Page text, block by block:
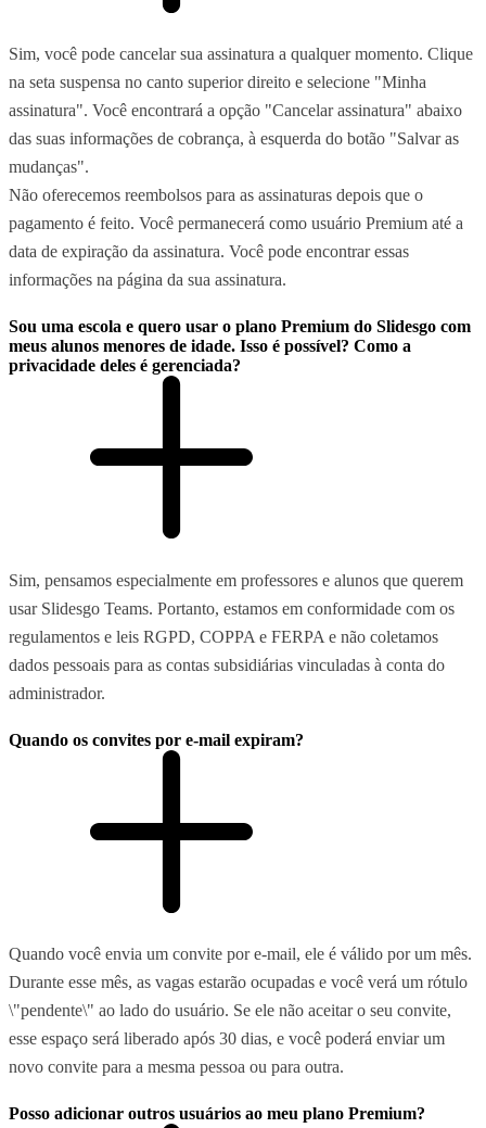
Sim, você pode cancelar sua assinatura a qualquer momento. Clique
na seta suspensa no canto superior direito e selecione "Minha
assinatura". Você encontrará a opção "Cancelar assinatura" abaixo
das suas informações de cobrança, à esquerda do botão "Salvar as
mudanças".
Não oferecemos reembolsos para as assinaturas depois que o
pagamento é feito. Você permanecerá como usuário Premium até a
data de expiração da assinatura. Você pode encontrar essas
informações na página da sua assinatura.
Sou uma escola e quero usar o plano Premium do Slidesgo com
meus alunos menores de idade. Isso é possível? Como a
privacidade deles é gerenciada?
Sim, pensamos especialmente em professores e alunos que querem
usar Slidesgo Teams. Portanto, estamos em conformidade com os
regulamentos e leis RGPD, COPPA e FERPA e não coletamos
dados pessoais para as contas subsidiárias vinculadas à conta do
administrador.
Quando os convites por e-mail expiram?
Quando você envia um convite por e-mail, ele é válido por um mês.
Durante esse mês, as vagas estarão ocupadas e você verá um rótulo
\"pendente\" ao lado do usuário. Se ele não aceitar o seu convite,
esse espaço será liberado após 30 dias, e você poderá enviar um
novo convite para a mesma pessoa ou para outra.
Posso adicionar outros usuários ao meu plano Premium?